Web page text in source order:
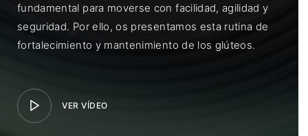
fundamental para moverse con facilidad, agilidad y
seguridad. Por ello, os presentamos esta rutina de
fortalecimiento y mantenimiento de los glúteos.
VER VÍDEO